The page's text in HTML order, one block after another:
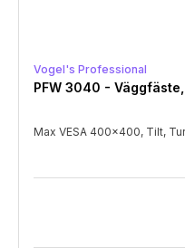
Vogel's Professional
PFW 3040 - Väggfäste,
Max VESA 400x400, Tilt,